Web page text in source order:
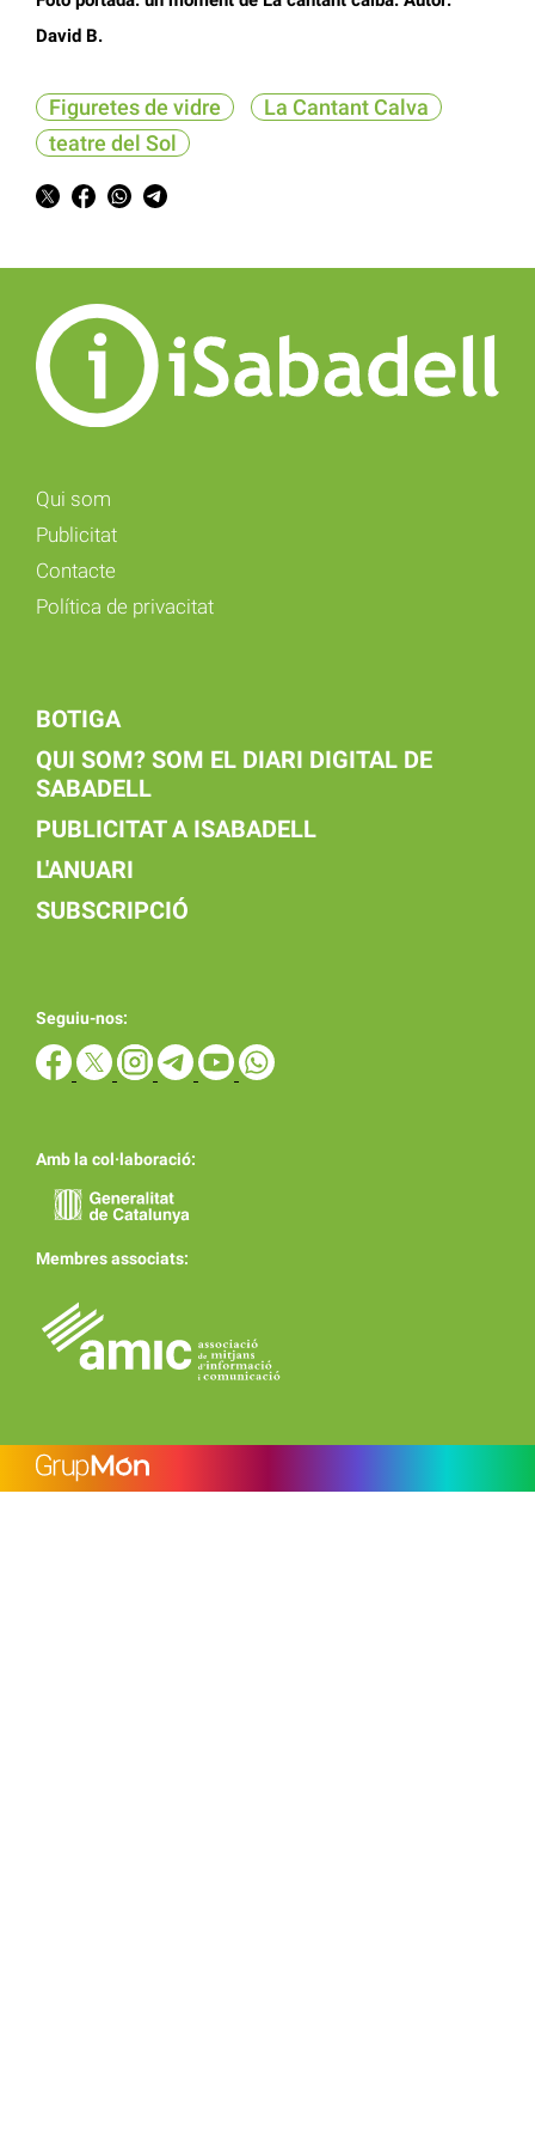
David B.
Figuretes de vidre
La Cantant Calva
teatre del Sol
Qui som
Publicitat
Contacte
Política de privacitat
BOTIGA
QUI SOM? SOM EL DIARI DIGITAL DE
SABADELL
PUBLICITAT A ISABADELL
L'ANUARI
SUBSCRIPCIÓ
Seguiu-nos:
Amb la col·laboració:
Membres associats: